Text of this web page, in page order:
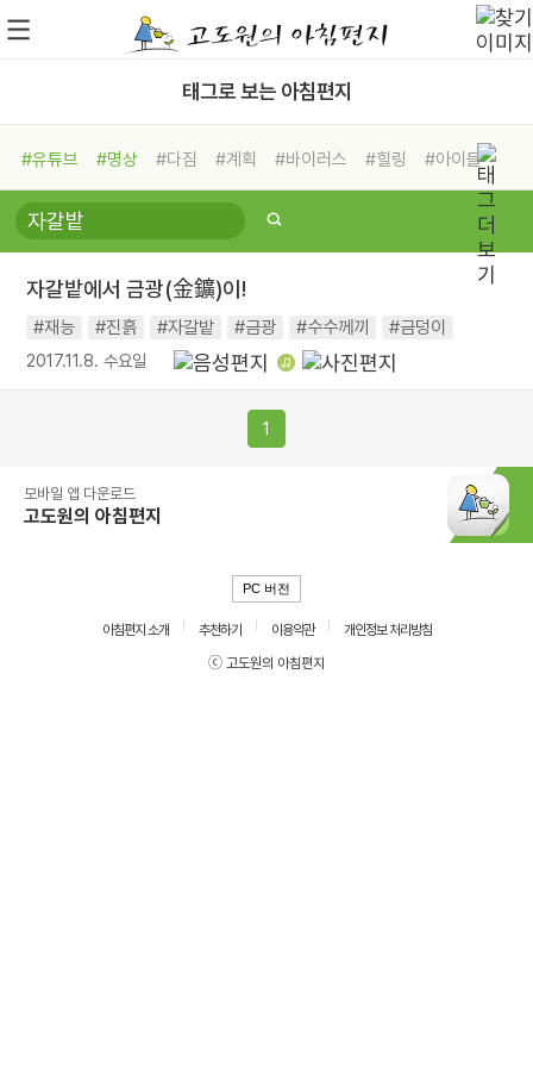
태그로 보는 아침편지
#유튜브 #명상 #다짐 #계획 #바이러스 #힐링
#아이들
#비전캠프
#독서캠프 #삶
#희망
#나눔 #친구 #링컨학교
#독서
#건강 #면역력
자갈밭에서 금광(金鑛)이!
#재능 #진흙 #자갈밭 #금광 #수수께끼 #금덩이
2017.11.8. 수요일
1
모바일 앱 다운로드
고도원의 아침편지
PC 버전
아침편지 소개 추천하기 이용약관
개인정보 처리방침
ⓒ 고도원의 아침편지